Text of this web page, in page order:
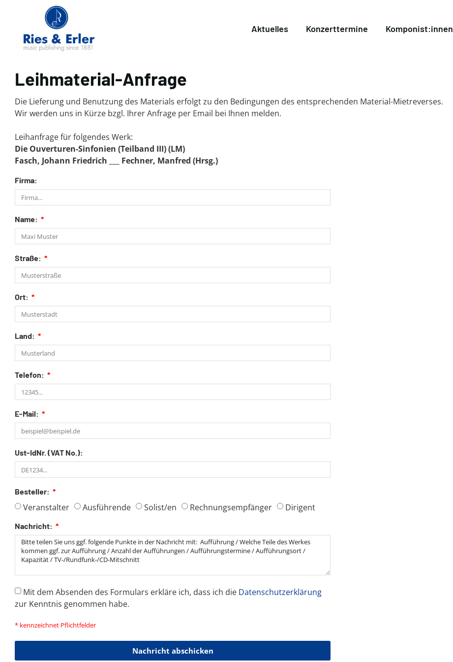
Aktuelles Konzerttermine Komponist:innen
Leihmaterial-Anfrage
Die Lieferung und Benutzung des Materials erfolgt zu den Bedingungen des entsprechenden Material-Mietreverses.
Wir werden uns in Kürze bzgl. Ihrer Anfrage per Email bei Ihnen melden.
Leihanfrage für folgendes Werk:
Die Ouverturen-Sinfonien (Teilband III) (LM)
Fasch, Johann Friedrich ___ Fechner, Manfred (Hrsg.)
Firma:
Name:
Straße:
Ort:
Land:
Telefon:
E-Mail:
Ust-IdNr. (VAT No.):
Besteller:
Veranstalter Ausführende Solist/en Rechnungsempfänger Dirigent
Nachricht:
Mit dem Absenden des Formulars erkläre ich, dass ich die Datenschutzerklärung
zur Kenntnis genommen habe.
* kennzeichnet Pflichtfelder
Nachricht abschicken